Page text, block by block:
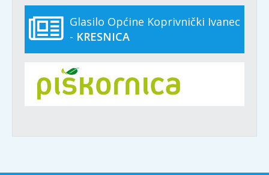
Glasilo Općine Koprivnički Ivanec
- KRESNICA